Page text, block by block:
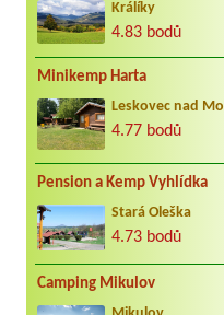
Králíky
4.83 bodů
Minikemp Harta
Leskovec nad
4.77 bodů
Pension a Kemp Vyhlídka
Stará Oleška
4.73 bodů
Camping Mikulov